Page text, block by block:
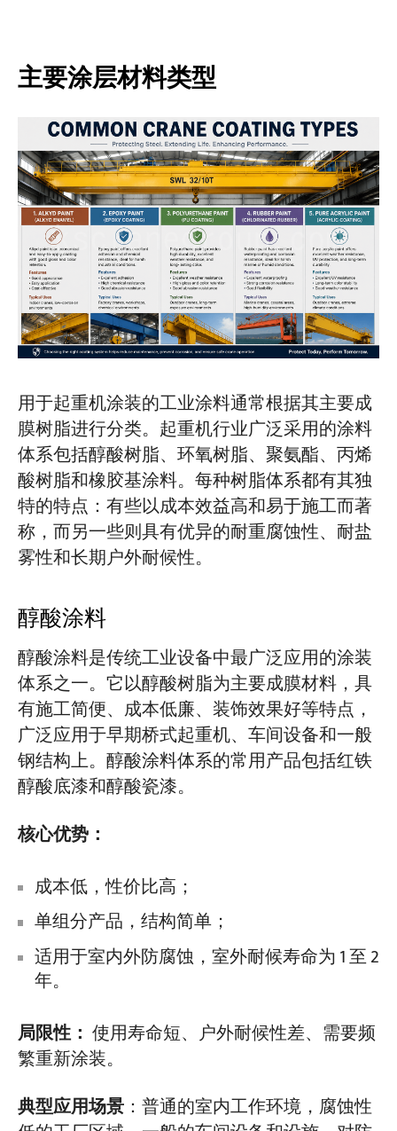
主要涂层材料类型
用于起重机涂装的工业涂料通常根据其主要成
膜树脂进行分类。起重机行业广泛采用的涂料
体系包括醇酸树脂、环氧树脂、聚氨酯、丙烯
酸树脂和橡胶基涂料。每种树脂体系都有其独
特的特点：有些以成本效益高和易于施工而著
称，而另一些则具有优异的耐重腐蚀性、耐盐
雾性和长期户外耐候性。
醇酸涂料
醇酸涂料是传统工业设备中最广泛应用的涂装
体系之一。它以醇酸树脂为主要成膜材料，具
有施工简便、成本低廉、装饰效果好等特点，
广泛应用于早期桥式起重机、车间设备和一般
钢结构上。醇酸涂料体系的常用产品包括红铁
醇酸底漆和醇酸瓷漆。
核心优势：
成本低，性价比高；
单组分产品，结构简单；
适用于室内外防腐蚀，室外耐候寿命为 1 至 2
年。
局限性： 使用寿命短、户外耐候性差、需要频
繁重新涂装。
典型应用场景：普通的室内工作环境，腐蚀性